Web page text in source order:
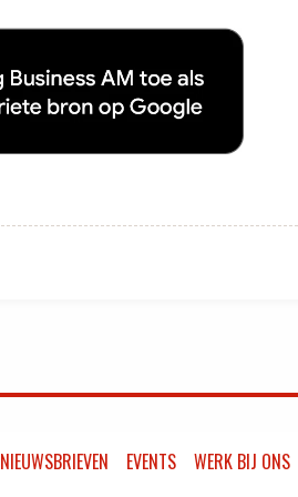
NIEUWSBRIEVEN EVENTS WERK BIJ ONS